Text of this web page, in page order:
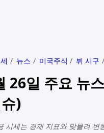
뉴스 미국주식 뷔 시구
26일 주요 뉴
)
시세는 경제 지표와 맞물려